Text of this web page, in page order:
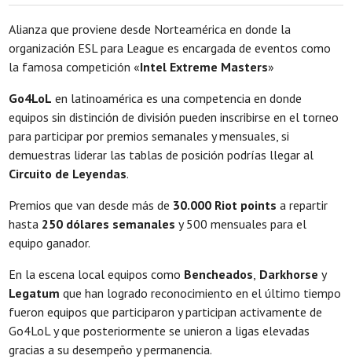
Alianza que proviene desde Norteamérica en donde la
organización ESL para League es encargada de eventos como
la famosa competición «Intel Extreme Masters»
Go4LoL en latinoamérica es una competencia en donde
equipos sin distinción de división pueden inscribirse en el torneo
para participar por premios semanales y mensuales, si
demuestras liderar las tablas de posición podrías llegar al
Circuito de Leyendas.
Premios que van desde más de 30.000 Riot points a repartir
hasta 250 dólares semanales y 500 mensuales para el
equipo ganador.
En la escena local equipos como Bencheados, Darkhorsey
Legatum que han logrado reconocimiento en el último tiempo
fueron equipos que participaron y participan activamente de
Go4LoL y que posteriormente se unieron a ligas elevadas
gracias a su desempeño y permanencia.